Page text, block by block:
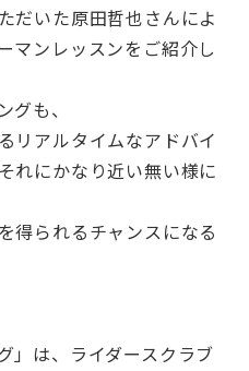
だいた原田哲也さんによ
マンレッスンをご紹介し
グも、
リアルタイムなアドバイ
れにかなり近い無い様に
得られるチャンスになる
」は、ライダースクラブ